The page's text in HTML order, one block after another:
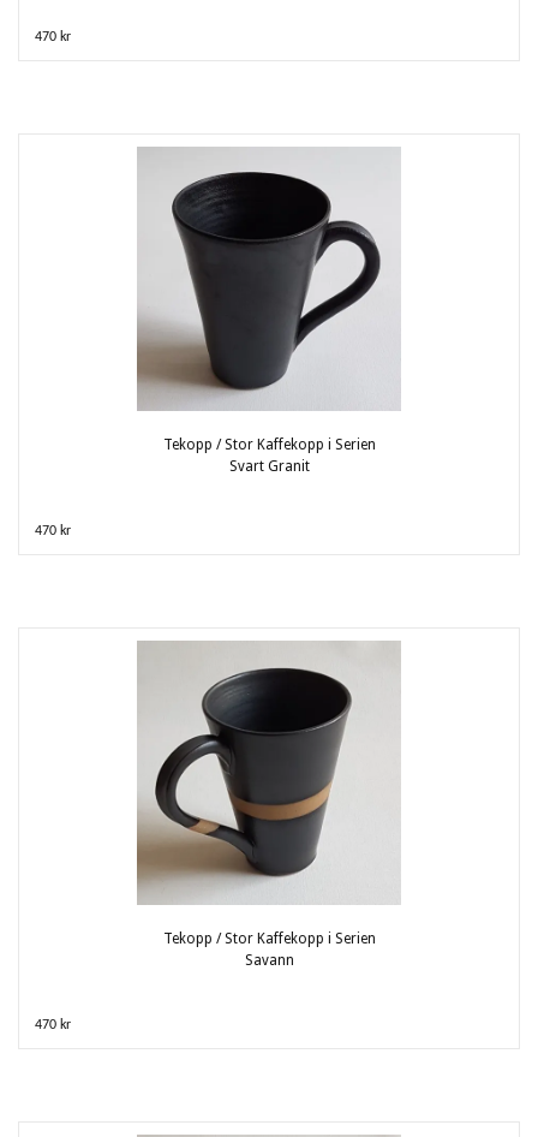
470 kr
Tekopp / Stor Kaffekopp i Serien
Svart Granit
470 kr
Tekopp / Stor Kaffekopp i Serien
Savann
470 kr